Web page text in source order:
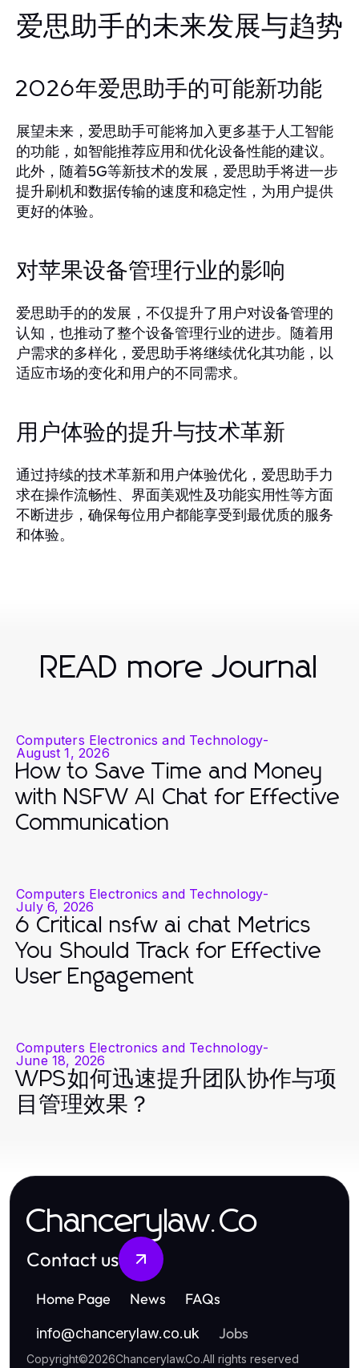
爱思助手的未来发展与趋势
2026年爱思助手的可能新功能
展望未来，爱思助手可能将加入更多基于人工智能
的功能，如智能推荐应用和优化设备性能的建议。
此外，随着5G等新技术的发展，爱思助手将进一步
提升刷机和数据传输的速度和稳定性，为用户提供
更好的体验。
对苹果设备管理行业的影响
爱思助手的的发展，不仅提升了用户对设备管理的
认知，也推动了整个设备管理行业的进步。随着用
户需求的多样化，爱思助手将继续优化其功能，以
适应市场的变化和用户的不同需求。
用户体验的提升与技术革新
通过持续的技术革新和用户体验优化，爱思助手力
求在操作流畅性、界面美观性及功能实用性等方面
不断进步，确保每位用户都能享受到最优质的服务
和体验。
READ more Journal
Computers Electronics and Technology-
August 1, 2026
How to Save Time and Money
with NSFW AI Chat for Effective
Communication
Computers Electronics and Technology-
July 6, 2026
6 Critical nsfw ai chat Metrics
You Should Track for Effective
User Engagement
Computers Electronics and Technology-
June 18, 2026
WPS如何迅速提升团队协作与项
目管理效果？
Chancerylaw.Co
Contact us
Home Page News FAQs
info@chancerylaw.co.uk Jobs
Copyright©2026Chancerylaw.Co.All rights reserved